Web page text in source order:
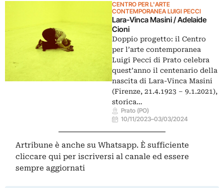
CENTRO PER L'ARTE
CONTEMPORANEA LUIGI PECCI
Lara-Vinca Masini / Adelaide
Cioni
Doppio progetto: il Centro
per l’arte contemporanea
Luigi Pecci di Prato celebra
quest’anno il centenario della
nascita di Lara-Vinca Masini
(Firenze, 21.4.1923 – 9.1.2021),
storica…
Prato (PO)
10/11/2023–03/03/2024
Artribune è anche su Whatsapp. È sufficiente
cliccare qui per iscriversi al canale ed essere
sempre aggiornati